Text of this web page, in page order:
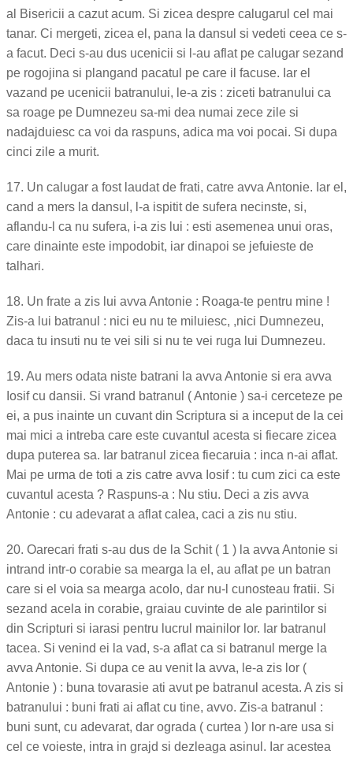
al Bisericii a cazut acum. Si zicea despre calugarul cel mai
tanar. Ci mergeti, zicea el, pana la dansul si vedeti ceea ce s-
a facut. Deci s-au dus ucenicii si l-au aflat pe calugar sezand
pe rogojina si plangand pacatul pe care il facuse. Iar el
vazand pe ucenicii batranului, le-a zis : ziceti batranului ca
sa roage pe Dumnezeu sa-mi dea numai zece zile si
nadajduiesc ca voi da raspuns, adica ma voi pocai. Si dupa
cinci zile a murit.
17. Un calugar a fost laudat de frati, catre avva Antonie. Iar el,
cand a mers la dansul, l-a ispitit de sufera necinste, si,
aflandu-l ca nu sufera, i-a zis lui : esti asemenea unui oras,
care dinainte este impodobit, iar dinapoi se jefuieste de
talhari.
18. Un frate a zis lui avva Antonie : Roaga-te pentru mine !
Zis-a lui batranul : nici eu nu te miluiesc, ,nici Dumnezeu,
daca tu insuti nu te vei sili si nu te vei ruga lui Dumnezeu.
19. Au mers odata niste batrani la avva Antonie si era avva
Iosif cu dansii. Si vrand batranul ( Antonie ) sa-i cerceteze pe
ei, a pus inainte un cuvant din Scriptura si a inceput de la cei
mai mici a intreba care este cuvantul acesta si fiecare zicea
dupa puterea sa. Iar batranul zicea fiecaruia : inca n-ai aflat.
Mai pe urma de toti a zis catre avva Iosif : tu cum zici ca este
cuvantul acesta ? Raspuns-a : Nu stiu. Deci a zis avva
Antonie : cu adevarat a aflat calea, caci a zis nu stiu.
20. Oarecari frati s-au dus de la Schit ( 1 ) la avva Antonie si
intrand intr-o corabie sa mearga la el, au aflat pe un batran
care si el voia sa mearga acolo, dar nu-l cunosteau fratii. Si
sezand acela in corabie, graiau cuvinte de ale parintilor si
din Scripturi si iarasi pentru lucrul mainilor lor. Iar batranul
tacea. Si venind ei la vad, s-a aflat ca si batranul merge la
avva Antonie. Si dupa ce au venit la avva, le-a zis lor (
Antonie ) : buna tovarasie ati avut pe batranul acesta. A zis si
batranului : buni frati ai aflat cu tine, avvo. Zis-a batranul :
buni sunt, cu adevarat, dar ograda ( curtea ) lor n-are usa si
cel ce voieste, intra in grajd si dezleaga asinul. Iar acestea